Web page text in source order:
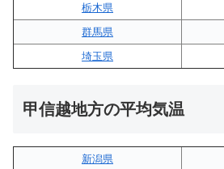
栃木県
群馬県
埼玉県
甲信越地方の平均気温
新潟県